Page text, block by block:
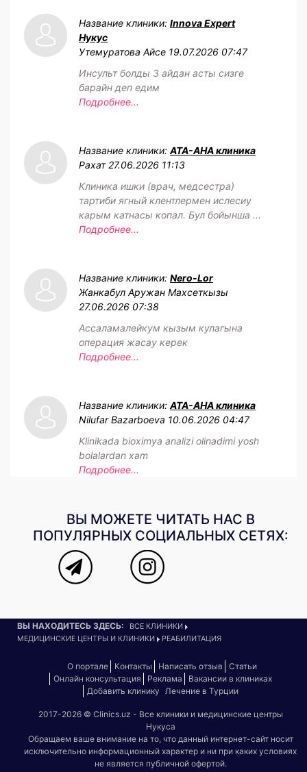
Название клиники: Innova Expert
Нукус
Утемуратова Айсе 19.07.2026 07:47
Инсульт болды 3 айдан асты сизге
барайн деп едим
Подробнее...
Название клиники: АТА-АНА клиника
Рахат 27.06.2026 11:13
Клиника ишки (врач, медсестра)
тартиби ягный клентлермен ислесиу
карым катнасы копал. Бул бойынша ...
Подробнее...
Название клиники: Nero-Lor
Жанкабул Аружан Махсеткызы
27.06.2026 07:38
Ассаламалейкум кызым кулагына
операция жасау керек
Подробнее...
Название клиники: АТА-АНА клиника
Nilufar Bazarboeva 10.06.2026 04:47
Klinikada bioximya analizi olinadimi yosh
bolalardan xam
Подробнее...
ВЫ МОЖЕТЕ ЧИТАТЬ НАС В
ПОПУЛЯРНЫХ СОЦИАЛЬНЫХ СЕТЯХ:
ВЫ НАХОДИТЕСЬ ЗДЕСЬ:
ВСЕ КЛИНИКИ
МЕДИЦИНСКИЕ ЦЕНТРЫ И КЛИНИКИ
РЕАБИЛИТАЦИЯ
О портале Контакты Написать отзыв
Статьи
Онлайн консультация
Реклама
Вакансии в клиниках
Добавить клинику Лечение в Турции
2017-2026 © Clinics.uz - Все клиники и медицинские центры
Нукуса
Обращаем ваше внимание на то, что данный интернет-сайт носит
исключительно информационный характер и ни при каких условиях
не является публичной офертой.